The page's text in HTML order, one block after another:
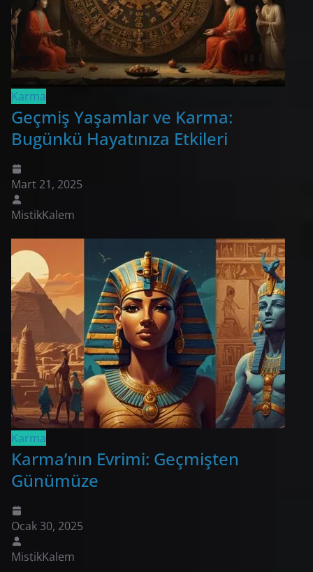
Karma
Geçmiş Yaşamlar ve Karma:
Bugünkü Hayatınıza Etkileri
Mart 21, 2025
MistikKalem
Karma
Karma’nın Evrimi: Geçmişten
Günümüze
Ocak 30, 2025
MistikKalem